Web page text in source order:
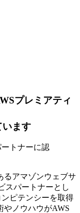
プレミアティ
います
るアマゾンウェブサ
スパートナーとし
ピテンシーを取得
やノウハウがAWS